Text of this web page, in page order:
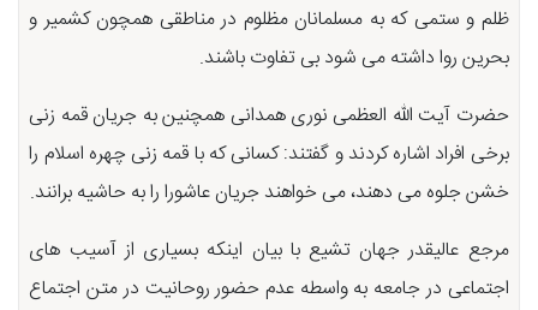
ظلم و ستمی که به مسلمانان مظلوم در مناطقی همچون کشمیر و
بحرین روا داشته می شود بی تفاوت باشند.
حضرت آیت الله العظمی نوری همدانی همچنین به جریان قمه زنی
برخی افراد اشاره کردند و گفتند: کسانی که با قمه زنی چهره اسلام را
خشن جلوه می دهند، می خواهند جریان عاشورا را به حاشیه برانند.
مرجع عالیقدر جهان تشیع با بیان اینکه بسیاری از آسیب های
اجتماعی در جامعه به واسطه عدم حضور روحانیت در متن اجتماع